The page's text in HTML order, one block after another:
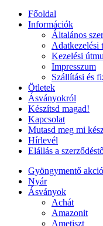
Főoldal
Információk
Általános
Adatkezelési
Kezelési
Impresszum
Szállítási és
Ötletek
Ásványokról
Készítsd magad!
Kapcsolat
Mutasd meg mi
Hírlevél
Elállás a
Gyöngymentő
Nyár
Ásványok
Achát
Amazonit
Ametiszt